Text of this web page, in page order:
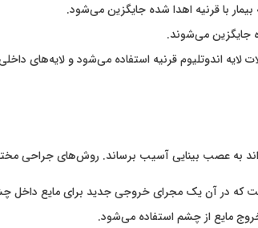
با قرنیه اهدا شده جایگزین می‌شود.
جایگزین می‌شوند.
لایه اندوتلیوم قرنیه استفاده می‌شود و لایه‌های
عصب بینایی آسیب برساند. روش‌های جراحی
که در آن یک مجرای خروجی جدید برای مایع داخل
مایع از چشم استفاده می‌شود.